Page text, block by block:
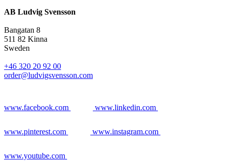
AB Ludvig Svensson
Bangatan 8
511 82 Kinna
Sweden
+46 320 20 92 00
order@ludvigsvensson.com
www.facebook.com www.linkedin.com
www.pinterest.com www.instagram.com
www.youtube.com